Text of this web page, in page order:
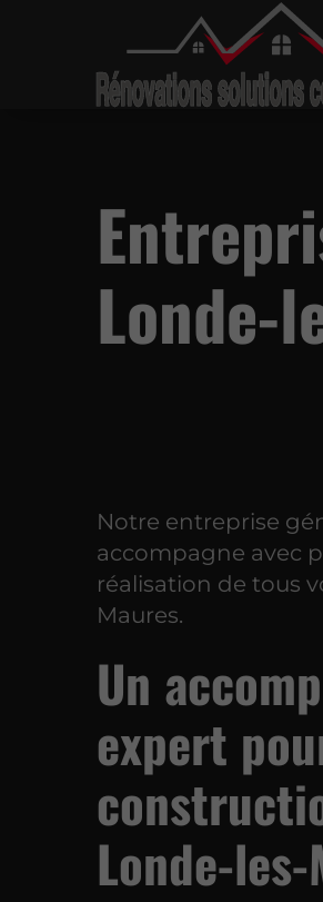
Londe-
Notre entreprise
accompagne avec
réalisation de tous
Maures.
Un
expert
Londe-